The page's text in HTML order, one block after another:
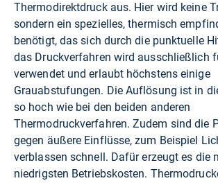
Thermodirektdruck aus. Hier wird keine
sondern ein spezielles, thermisch
benötigt, das sich durch die punktuelle
das Druckverfahren wird ausschließlich
verwendet und erlaubt höchstens einige
Grauabstufungen. Die Auflösung ist in
so hoch wie bei den beiden anderen
Thermodruckverfahren. Zudem sind die
gegen äußere Einflüsse, zum Beispiel
verblassen schnell. Dafür erzeugt es die
niedrigsten Betriebskosten.